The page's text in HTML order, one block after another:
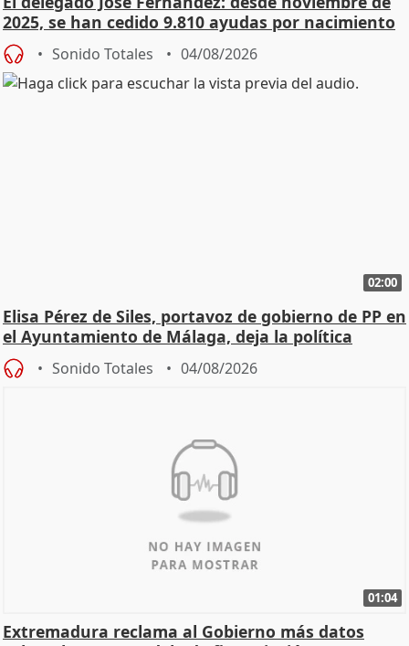
2025, se han cedido 9.810 ayudas por nacimiento
Sonido Totales 04/08/2026
02:00
Elisa Pérez de Siles, portavoz de gobierno de PP en
el Ayuntamiento de Málaga, deja la política
Sonido Totales 04/08/2026
01:04
Extremadura reclama al Gobierno más datos